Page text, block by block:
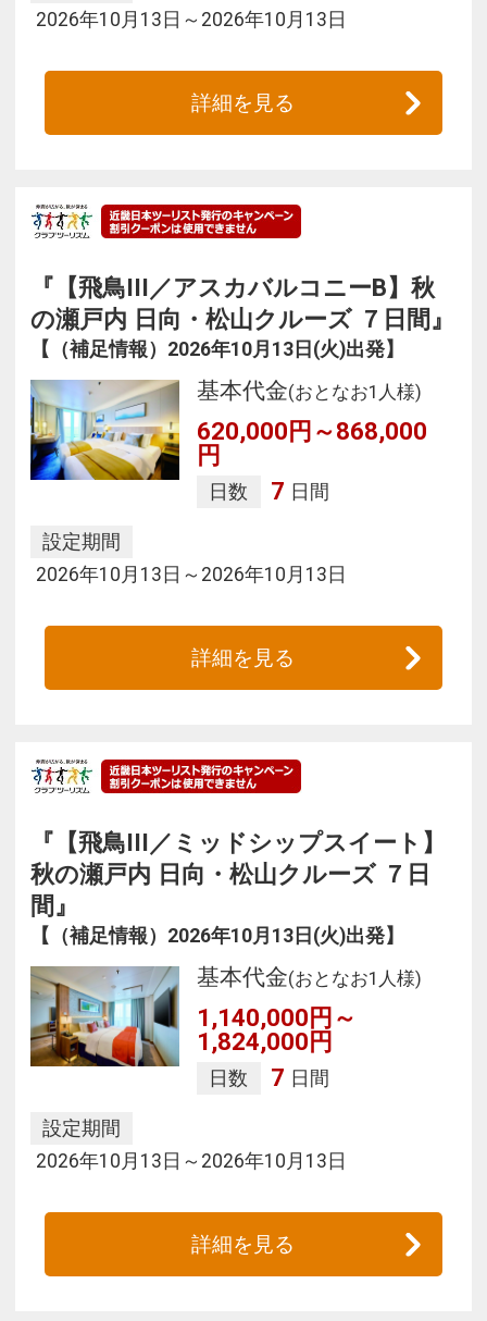
2026年10月13日～2026年10月13日
詳細を見る
『【飛鳥III／アスカバルコニーB】秋
の瀬戸内 日向・松山クルーズ ７日間』
【（補足情報）2026年10月13日(火)出発】
基本代金(おとなお1人様)
620,000円～868,000
円
日数 7 日間
設定期間
2026年10月13日～2026年10月13日
詳細を見る
『【飛鳥III／ミッドシップスイート】
秋の瀬戸内 日向・松山クルーズ ７日
間』
【（補足情報）2026年10月13日(火)出発】
基本代金(おとなお1人様)
1,140,000円～
1,824,000円
日数 7 日間
設定期間
2026年10月13日～2026年10月13日
詳細を見る